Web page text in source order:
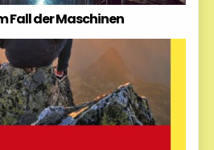
Fall der Maschinen